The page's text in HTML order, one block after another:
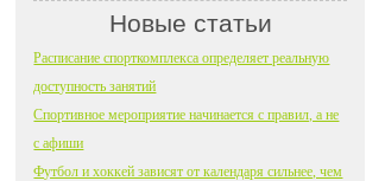
Новые статьи
Расписание спорткомплекса определяет реальную
доступность занятий
Спортивное мероприятие начинается с правил, а не
с афиши
Футбол и хоккей зависят от календаря сильнее, чем